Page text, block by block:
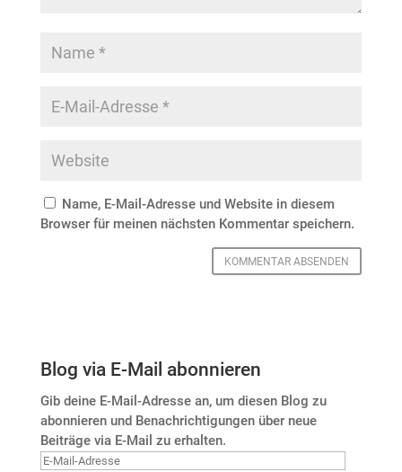
Name, E-Mail-Adresse und Website in diesem
Browser für meinen nächsten Kommentar speichern.
Blog via E-Mail abonnieren
Gib deine E-Mail-Adresse an, um diesen Blog zu
abonnieren und Benachrichtigungen über neue
Beiträge via E-Mail zu erhalten.
E-